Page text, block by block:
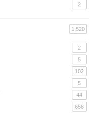
2
1,520
2
5
102
5
44
658